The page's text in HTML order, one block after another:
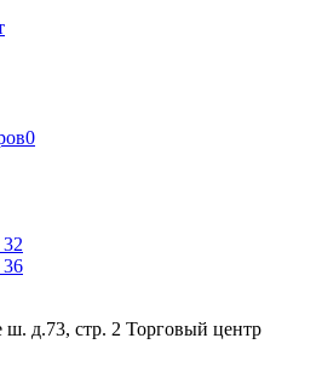
0
36
ш. д.73, стр. 2 Торговый центр